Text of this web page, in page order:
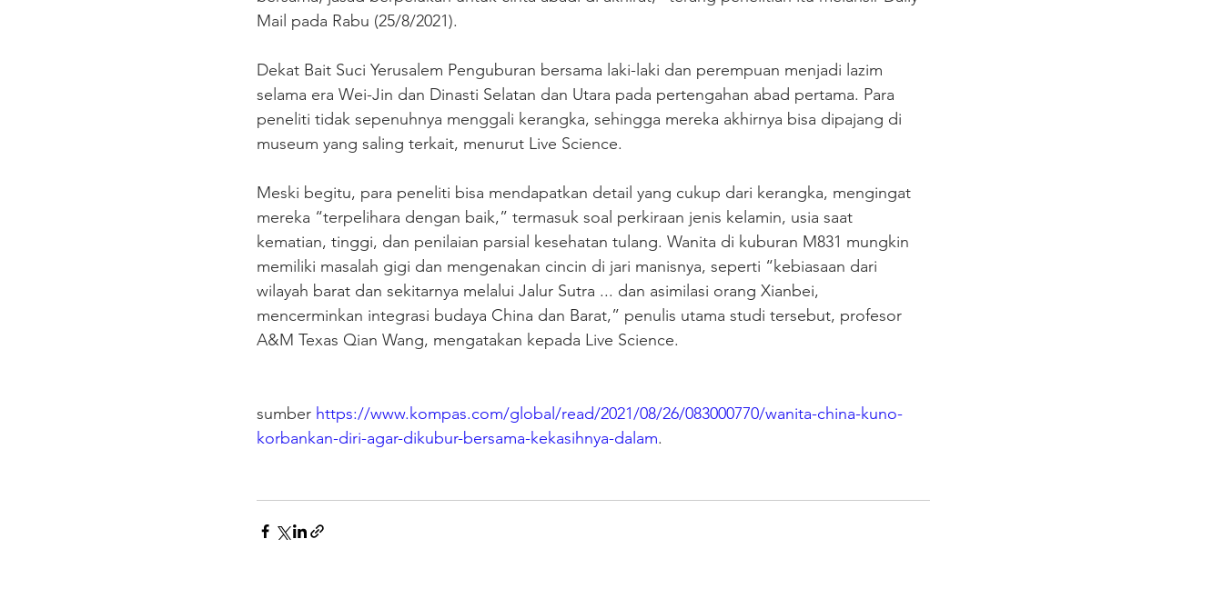
Mail pada Rabu (25/8/2021).
Dekat Bait Suci Yerusalem Penguburan bersama laki-laki dan perempuan menjadi lazim
selama era Wei-Jin dan Dinasti Selatan dan Utara pada pertengahan abad pertama. Para
peneliti tidak sepenuhnya menggali kerangka, sehingga mereka akhirnya bisa dipajang di
museum yang saling terkait, menurut Live Science.
Meski begitu, para peneliti bisa mendapatkan detail yang cukup dari kerangka, mengingat
mereka “terpelihara dengan baik,” termasuk soal perkiraan jenis kelamin, usia saat
kematian, tinggi, dan penilaian parsial kesehatan tulang. Wanita di kuburan M831 mungkin
memiliki masalah gigi dan mengenakan cincin di jari manisnya, seperti “kebiasaan dari
wilayah barat dan sekitarnya melalui Jalur Sutra ... dan asimilasi orang Xianbei,
mencerminkan integrasi budaya China dan Barat,” penulis utama studi tersebut, profesor
A&M Texas Qian Wang, mengatakan kepada Live Science.
sumber https://www.kompas.com/global/read/2021/08/26/083000770/wanita-china-kuno-
korbankan-diri-agar-dikubur-bersama-kekasihnya-dalam.